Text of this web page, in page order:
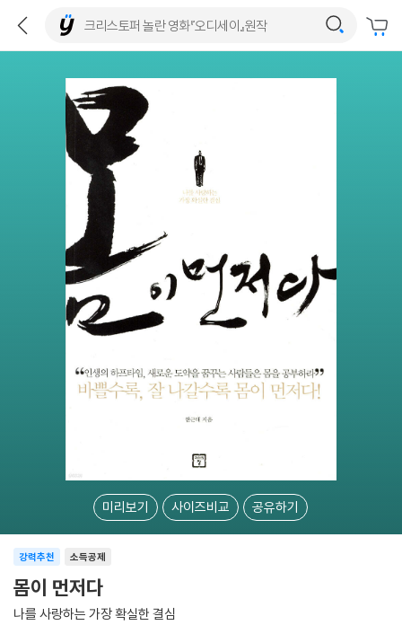
미리보기 사이즈비교 공유하기
소득공제
강력추천
몸이 먼저다
나를 사랑하는 가장 확실한 결심